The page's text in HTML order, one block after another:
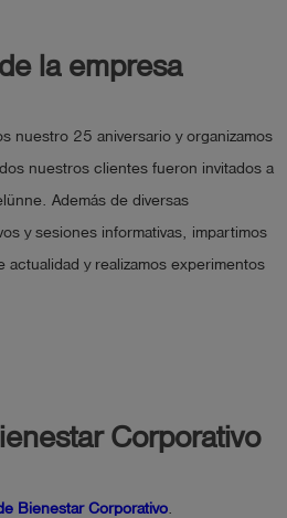
la empresa
nuestro 25 aniversario y organizamos
nuestros clientes fueron invitados a
Además de diversas
y sesiones informativas, impartimos
y realizamos experimentos
Corporativo
Bienestar Corporativo